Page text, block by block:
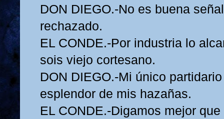
DON DIEGO.-No es buena
rechazado.
EL CONDE.-Por industria lo
sois viejo cortesano.
DON DIEGO.-Mi único
esplendor de mis hazañas.
EL CONDE.-Digamos mejor